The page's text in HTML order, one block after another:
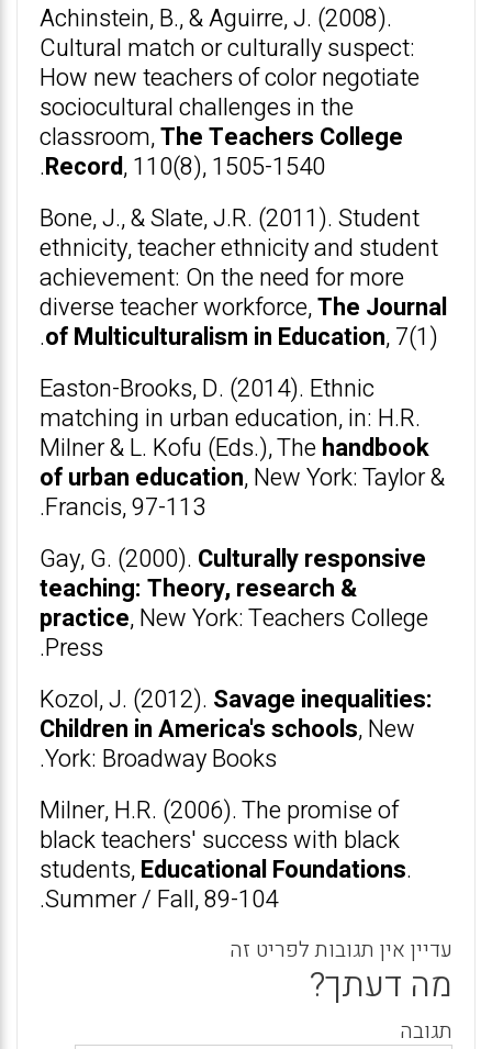
Achinstein, B., & Aguirre, J. (2008).
Cultural match or culturally suspect:
How new teachers of color negotiate
sociocultural challenges in the
classroom,The Teachers College
Record, 110(8), 1505-1540.
Bone, J., & Slate, J.R. (2011). Student
ethnicity, teacher ethnicity and student
achievement: On the need for more
diverse teacher workforce,The Journal
of Multiculturalism in Education, 7(1).
Easton-Brooks, D. (2014). Ethnic
matching in urban education, in: H.R.
Milner & L. Kofu (Eds.), Thehandbook
of urban education, New York: Taylor &
Francis, 97-113.
Gay, G. (2000). Culturally responsive
teaching: Theory, research &
practice, New York: Teachers College
Press.
Kozol, J. (2012). Savage inequalities:
Children in America's schools, New
York: Broadway Books.
Milner, H.R. (2006). The promise of
black teachers' success with black
students,Educational Foundations.
Summer / Fall, 89-104.
עדיין אין תגובות לפריט זה
מה דעתך?
תגובה